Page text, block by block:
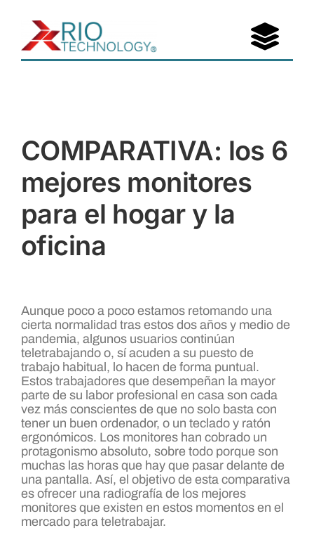
contenido
Entérate
Contáctanos
COMPARATIVA: los 6
mejores monitores
para el hogar y la
oficina
Aunque poco a poco estamos retomando una
cierta normalidad tras estos dos años y medio de
pandemia, algunos usuarios continúan
teletrabajando o, sí acuden a su puesto de
trabajo habitual, lo hacen de forma puntual.
Estos trabajadores que desempeñan la mayor
parte de su labor profesional en casa son cada
vez más conscientes de que no solo basta con
tener un buen ordenador, o un teclado y ratón
ergonómicos. Los monitores han cobrado un
protagonismo absoluto, sobre todo porque son
muchas las horas que hay que pasar delante de
una pantalla. Así, el objetivo de esta comparativa
es ofrecer una radiografía de los mejores
monitores que existen en estos momentos en el
mercado para teletrabajar.